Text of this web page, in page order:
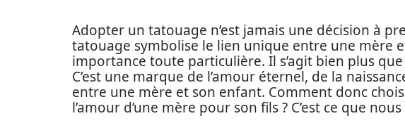
Adopter un tatouage n’est jamais une décision à
tatouage symbolise le lien unique entre une mère
importance toute particulière. Il s’agit bien plus que
C’est une marque de l’amour éternel, de la
entre une mère et son enfant. Comment donc
l’amour d’une mère pour son fils ? C’est ce que